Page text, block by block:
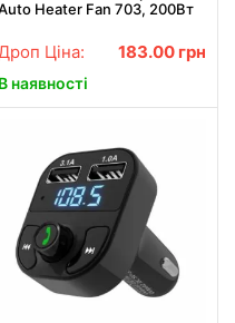
Heater Fan 703, 200Вт
автопічка, автодувка
Ціна: 183.00 грн
В наявності